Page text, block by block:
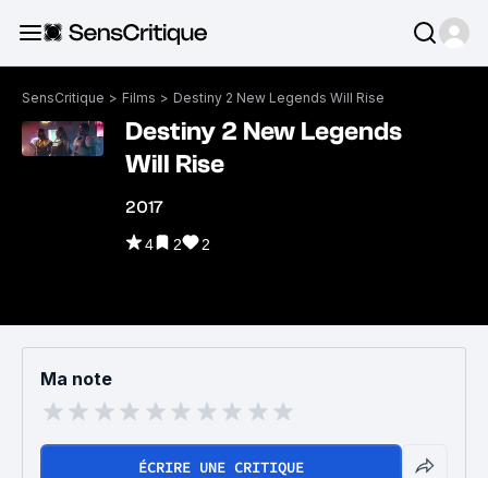
SensCritique > Films > Destiny 2 New Legends Will Rise
Destiny 2 New Legends
Will Rise
2017
4 2 2
Ma note
ÉCRIRE UNE CRITIQUE